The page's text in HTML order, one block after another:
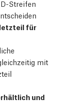
Streifen
für
mit
und